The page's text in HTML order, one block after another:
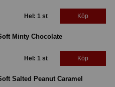
Hel: 1 st Köp
Minty Chocolate
Hel: 1 st Köp
Salted Peanut Caramel